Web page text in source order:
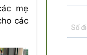
mẹ
các